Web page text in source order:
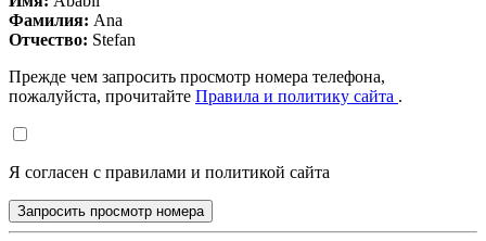
Фамилия: Ana
Отчество: Stefan
Прежде чем запросить просмотр номера телефона,
пожалуйста, прочитайте Правила и политику сайта .
Я согласен с правилами и политикой сайта
Запросить просмотр номера